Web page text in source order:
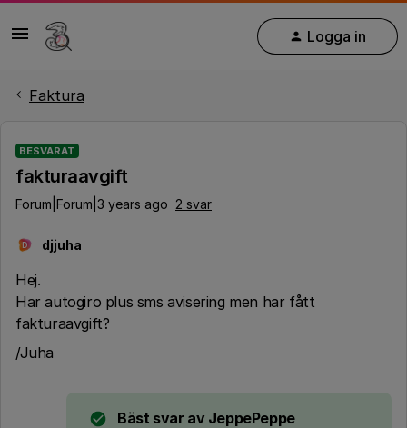
Logga in
Faktura
BESVARAT
fakturaavgift
Forum|Forum|3 years ago 2 svar
D djjuha
Hej.
Har autogiro plus sms avisering men har fått
fakturaavgift?
/Juha
Bäst svar av JeppePeppe